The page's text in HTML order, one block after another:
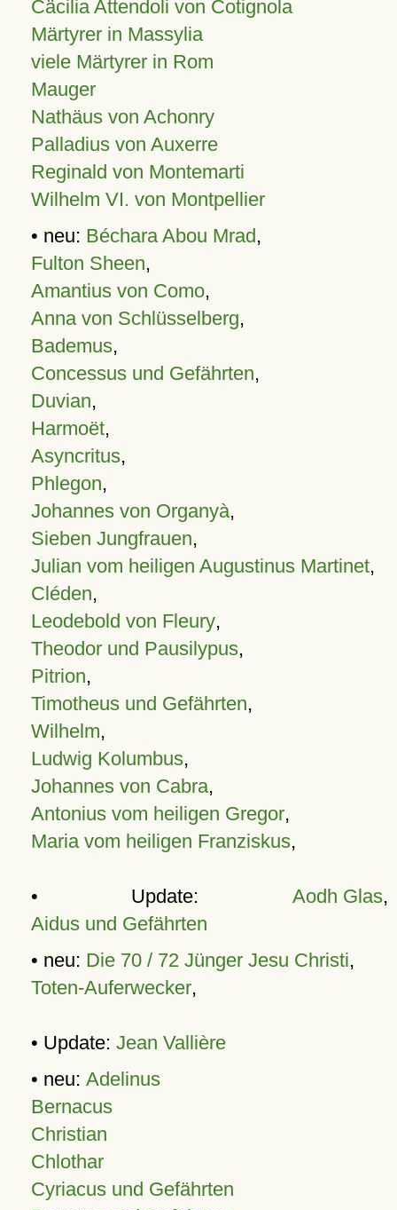
Cäcilia Attendoli von Cotignola
Märtyrer in Massylia
viele Märtyrer in Rom
Mauger
Nathäus von Achonry
Palladius von Auxerre
Reginald von Montemarti
Wilhelm VI. von Montpellier
• neu: Béchara Abou Mrad,
Fulton Sheen,
Amantius von Como,
Anna von Schlüsselberg,
Bademus,
Concessus und Gefährten,
Duvian,
Harmoët,
Asyncritus,
Phlegon,
Johannes von Organyà,
Sieben Jungfrauen,
Julian vom heiligen Augustinus Martinet,
Cléden,
Leodebold von Fleury,
Theodor und Pausilypus,
Pitrion,
Timotheus und Gefährten,
Wilhelm,
Ludwig Kolumbus,
Johannes von Cabra,
Antonius vom heiligen Gregor,
Maria vom heiligen Franziskus,
• Update: Aodh Glas,
Aidus und Gefährten
• neu: Die 70 / 72 Jünger Jesu Christi,
Toten-Auferwecker,
• Update: Jean Vallière
• neu: Adelinus
Bernacus
Christian
Chlothar
Cyriacus und Gefährten